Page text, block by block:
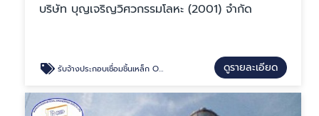
บริษัท บุญเจริญวิศวกรรมโลหะ (2001) จำกัด
รับจ้างประกอบเชื่อมชิ้นเหล็ก OEM ดูรายละเอียด